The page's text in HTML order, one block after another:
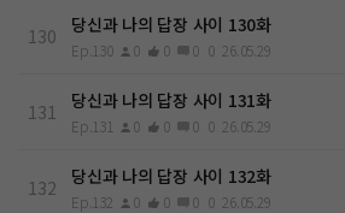
130 당신과 나의 답장 사이 130화
Ep.130 0 0 0 0 26.05.29
131 당신과 나의 답장 사이 131화
Ep.131 0 0 0 0 26.05.29
132 당신과 나의 답장 사이 132화
Ep.132 0 0 0 0 26.05.29